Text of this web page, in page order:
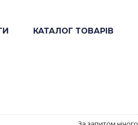
КАТАЛОГ ТОВАРІВ